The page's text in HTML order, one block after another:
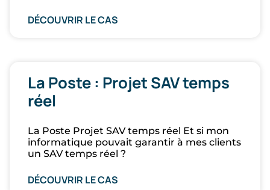
DÉCOUVRIR LE CAS
La Poste : Projet SAV temps
réel
La Poste Projet SAV temps réel Et si mon
informatique pouvait garantir à mes clients
un SAV temps réel ?
DÉCOUVRIR LE CAS